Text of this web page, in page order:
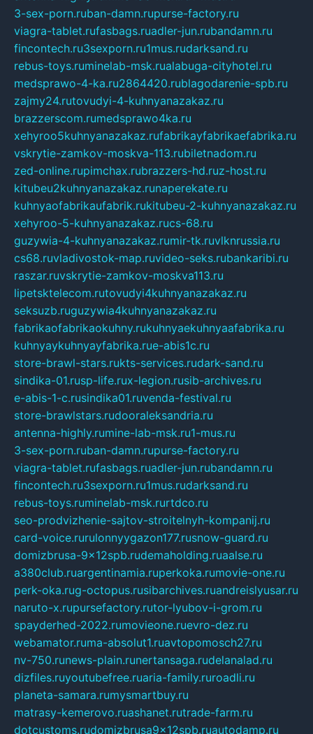
3-sex-porn.ruban-damn.rupurse-factory.ru
viagra-tablet.rufasbags.ruadler-jun.rubandamn.ru
fincontech.ru3sexporn.ru1mus.rudarksand.ru
rebus-toys.ruminelab-msk.rualabuga-cityhotel.ru
medsprawo-4-ka.ru2864420.rublagodarenie-spb.ru
zajmy24.rutovudyi-4-kuhnyanazakaz.ru
brazzerscom.rumedsprawo4ka.ru
xehyroo5kuhnyanazakaz.rufabrikayfabrikaefabrika.ru
vskrytie-zamkov-moskva-113.rubiletnadom.ru
zed-online.rupimchax.rubrazzers-hd.ruz-host.ru
kitubeu2kuhnyanazakaz.runaperekate.ru
kuhnyaofabrikaufabrik.rukitubeu-2-kuhnyanazakaz.ru
xehyroo-5-kuhnyanazakaz.rucs-68.ru
guzywia-4-kuhnyanazakaz.rumir-tk.ruvlknrussia.ru
cs68.ruvladivostok-map.ruvideo-seks.rubankaribi.ru
raszar.ruvskrytie-zamkov-moskva113.ru
lipetsktelecom.rutovudyi4kuhnyanazakaz.ru
seksuzb.ruguzywia4kuhnyanazakaz.ru
fabrikaofabrikaokuhny.rukuhnyaekuhnyaafabrika.ru
kuhnyaykuhnyayfabrika.rue-abis1c.ru
store-brawl-stars.rukts-services.rudark-sand.ru
sindika-01.rusp-life.rux-legion.rusib-archives.ru
e-abis-1-c.rusindika01.ruvenda-festival.ru
store-brawlstars.rudooraleksandria.ru
antenna-highly.rumine-lab-msk.ru1-mus.ru
3-sex-porn.ruban-damn.rupurse-factory.ru
viagra-tablet.rufasbags.ruadler-jun.rubandamn.ru
fincontech.ru3sexporn.ru1mus.rudarksand.ru
rebus-toys.ruminelab-msk.rurtdco.ru
seo-prodvizhenie-sajtov-stroitelnyh-kompanij.ru
card-voice.rurulonnyygazon177.rusnow-guard.ru
domizbrusa-9x12spb.rudemaholding.ruaalse.ru
a380club.ruargentinamia.ruperkoka.rumovie-one.ru
perk-oka.rug-octopus.rusibarchives.ruandreislyusar.ru
naruto-x.rupursefactory.rutor-lyubov-i-grom.ru
spayderhed-2022.rumovieone.ruevro-dez.ru
webamator.ruma-absolut1.ruavtopomosch27.ru
nv-750.runews-plain.runertansaga.rudelanalad.ru
dizfiles.ruyoutubefree.ruaria-family.ruroadli.ru
planeta-samara.rumysmartbuy.ru
matrasy-kemerovo.ruashanet.rutrade-farm.ru
dotcustoms.rudomizbrusa9x12spb.ruautodamp.ru